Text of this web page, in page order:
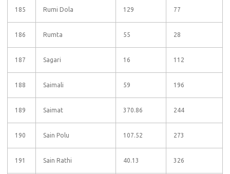
185 Rumi Dola 129 77
186 Rumta 55 28
187 Sagari 16 112
188 Saimali 59 196
189 Saimat 370.86 244
190 Sain Polu 107.52 273
191 Sain Rathi 40.13 326